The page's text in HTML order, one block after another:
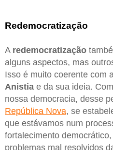
Redemocratização
A redemocratização
alguns aspectos, mas
Isso é muito coerente com
Anistia e da sua ideia.
nossa democracia, desse
República Nova, se
que estávamos num
fortalecimento
problemas mal resolvidos